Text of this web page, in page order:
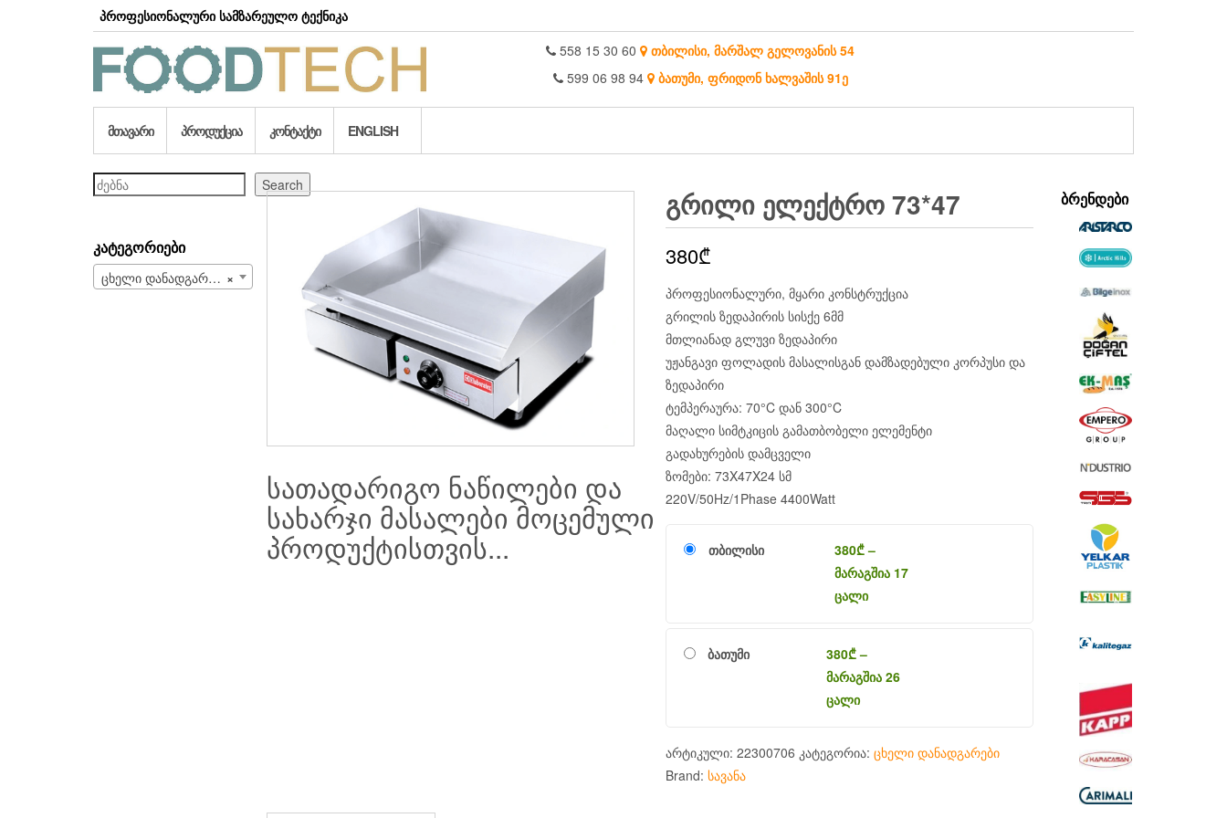
პროფესიონალური სამზარეულო ტექნიკა
558 15 30 60
თბილისი, მარშალ გელოვანის 54
599 06 98 94
ბათუმი, ფრიდონ ხალვაშის 91ე
ᲛᲗᲐᲕᲐᲠᲘ ᲞᲠᲝᲓᲣᲥᲪᲘᲐ ᲙᲝᲜᲢᲐᲥᲢᲘ ENGLISH
ძებნა Search
ᲙᲐᲢᲔᲒᲝᲠᲘᲔᲑᲘ
×
ცხელი დანადგარები (106)
ᲒᲠᲘᲚᲘ ᲔᲚᲔᲥᲢᲠᲝ 73*47
380₾
პროფესიონალური, მყარი კონსტრუქცია
გრილის ზედაპირის სისქე 6მმ
მთლიანად გლუვი ზედაპირი
უჟანგავი ფოლადის მასალისგან დამზადებული კორპუსი და
ზედაპირი
ტემპერაურა: 70°C დან 300°C
მაღალი სიმტკიცის გამათბობელი ელემენტი
გადახურების დამცველი
ზომები: 73X47X24 სმ
220V/50Hz/1Phase 4400Watt
თბილისი 380₾–
მარაგშია 17
ცალი
ბათუმი 380₾–
მარაგშია 26
ცალი
არტიკული: 22300706 კატეგორია: ცხელი დანადგარები
Brand: სავანა
სათადარიგო ნაწილები და
სახარჯი მასალები მოცემული
პროდუქტისთვის...
ᲑᲠᲔᲜᲓᲔᲑᲘ